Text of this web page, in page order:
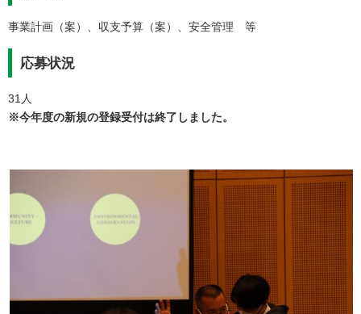
事業計画（案）、収支予算（案）、安全管理 等
応募状況
31人
※今年度の新規の登録受付は終了しました。